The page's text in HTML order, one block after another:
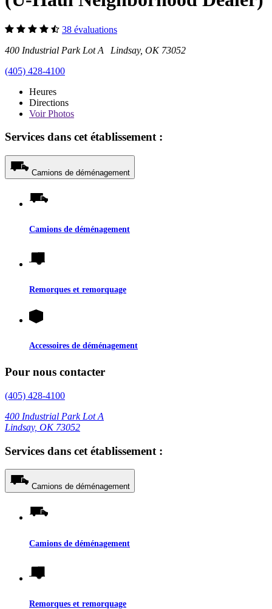
38 évaluations
400 Industrial Park Lot A Lindsay, OK 73052
(405) 428-4100
Heures
Directions
VoirPhotos
Services dans cet établissement :
Camions de déménagement
Camions de déménagement
Remorques et remorquage
Accessoires de déménagement
Pour nous contacter
(405) 428-4100
400 Industrial Park Lot A
Lindsay, OK 73052
Services dans cet établissement :
Camions de déménagement
Camions de déménagement
Remorques et remorquage